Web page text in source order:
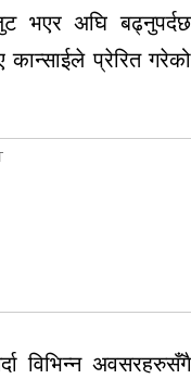
भएर अघि बढ्नुपर्दछ
प्रेरित गरेको
विभिन्न अवसरहरुसँगै